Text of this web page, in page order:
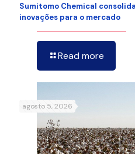
Sumitomo Chemical
inovações para o mercado
Read more
agosto 5, 2026